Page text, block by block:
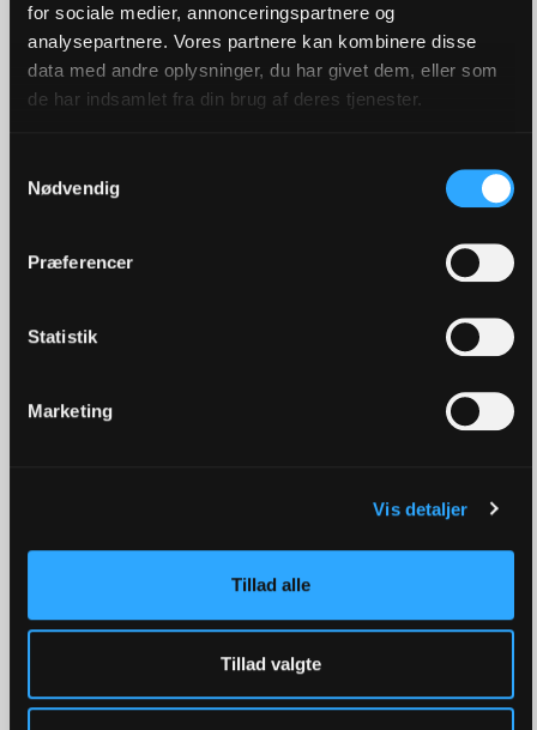
for sociale medier, annonceringspartnere og
analysepartnere. Vores partnere kan kombinere disse
data med andre oplysninger, du har givet dem, eller som
de har indsamlet fra din brug af deres tjenester.
Nødvendig
Præferencer
Statistik
Marketing
Vis detaljer
Tillad alle
Tillad valgte
Den hurtigste vej eller den
smukkeste?
om dagen ka’ synes kropumuligt for
Et lille valg med enorme